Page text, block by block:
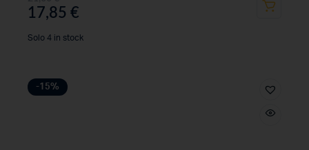
17,85 €
Solo 4 in stock
-15%